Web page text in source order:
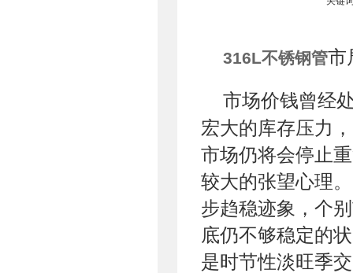
316L不锈钢管市
市场价钱曾经
宏大的库存压力
市场仍将会停止
较大的张望心理
步趋稳迹象，个
底仍不够稳定的
是时节性淡旺季